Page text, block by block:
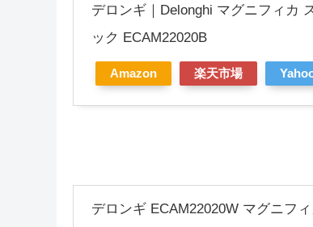
デロンギ｜Delonghi マグニフィカ
ック ECAM22020B
Amazon 楽天市場
デロンギ ECAM22020W マグニフ